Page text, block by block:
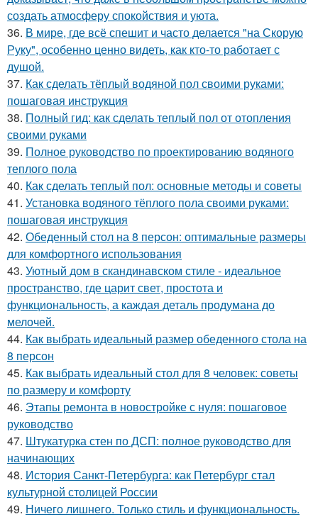
создать атмосферу спокойствия и уюта.
36. В мире, где всё спешит и часто делается "на Скорую
Руку", особенно ценно видеть, как кто-то работает с
душой.
37. Как сделать тёплый водяной пол своими руками:
пошаговая инструкция
38. Полный гид: как сделать теплый пол от отопления
своими руками
39. Полное руководство по проектированию водяного
теплого пола
40. Как сделать теплый пол: основные методы и советы
41. Установка водяного тёплого пола своими руками:
пошаговая инструкция
42. Обеденный стол на 8 персон: оптимальные размеры
для комфортного использования
43. Уютный дом в скандинавском стиле - идеальное
пространство, где царит свет, простота и
функциональность, а каждая деталь продумана до
мелочей.
44. Как выбрать идеальный размер обеденного стола на
8 персон
45. Как выбрать идеальный стол для 8 человек: советы
по размеру и комфорту
46. Этапы ремонта в новостройке с нуля: пошаговое
руководство
47. Штукатурка стен по ДСП: полное руководство для
начинающих
48. История Санкт-Петербурга: как Петербург стал
культурной столицей России
49. Ничего лишнего. Только стиль и функциональность.